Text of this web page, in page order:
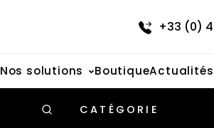
+33 (0) 4
Nos solutions Boutique
CATÉGORIE